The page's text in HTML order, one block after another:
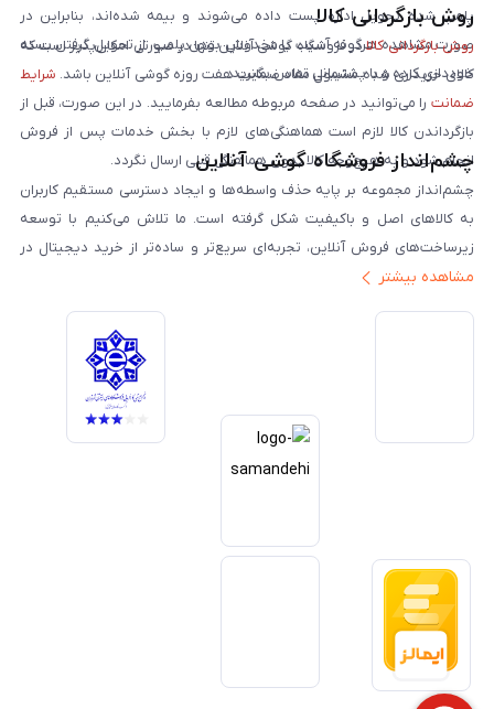
پلمپ شده تحویل اداره پست داده می‌شوند و بیمه شده‌اند، بنابراین در
صورت مشاهده هرگونه آسیب یا مخدوش بودن پلمپ، از تحویل گرفتن بسته
خودداری کرده و با پشتیبانی تماس بگیرید.
روش بازگردانی کالا
روش بازگردانی کالادر فروشگاه گوشی آنلاین تنها در صورتی امکان‌پذیر است که
کالای خریداری شده مشمول مفاد ضمانت هفت روزه گوشی آنلاین باشد. شرایط
ضمانت را می‌توانید در صفحه مربوطه مطالعه بفرمایید. در این صورت، قبل از
بازگرداندن کالا لازم است هماهنگی‌های لازم با بخش خدمات پس از فروش
انجام شود و به هیچ‌وجه کالا بدون هماهنگی قبلی ارسال نگردد.
چشم‌انداز فروشگاه گوشی آنلاین
چشم‌انداز مجموعه بر پایه حذف واسطه‌ها و ایجاد دسترسی مستقیم کاربران
به کالاهای اصل و باکیفیت شکل گرفته است. ما تلاش می‌کنیم با توسعه
زیرساخت‌های فروش آنلاین، تجربه‌ای سریع‌تر و ساده‌تر از خرید دیجیتال در
ایران ارائه دهیم. تبدیل‌شدن به مرجعی قابل اعتماد برای خرید کالای دیجیتال،
خدمات و به‌روزرسانی مداوم محصولات، مسیر ما را روشن‌تر می‌کند. ما باور
داریم آینده بازار دیجیتال متعلق به کسب‌وکارهایی است که صداقت و شفافیت
را در اولویت قرار می‌دهند. گوشی آنلاین با تکیه بر تجربه و تخصص، با قدرت به
سمت تحقق این چشم‌انداز حرکت می‌کند.
مشاهده بیشتر